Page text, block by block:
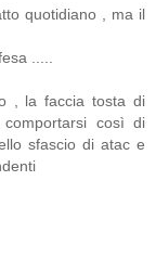
quotidiano , ma il
.....
, la faccia tosta di
così di
sfascio di atac e